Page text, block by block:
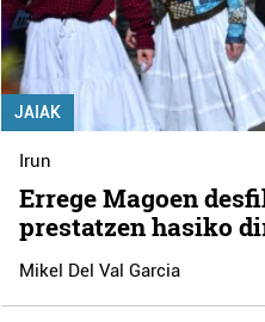
JAIAK
Irun
Errege Magoen
prestatzen hasiko
Mikel Del Val Garcia